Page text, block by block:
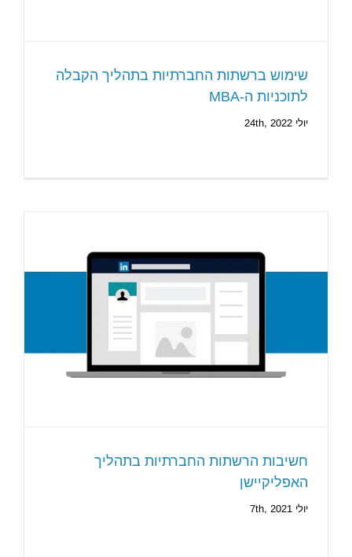
שימוש ברשתות החברתיות בתהליך הקבלה
לתוכניות ה-MBA
יולי 24th, 2022
חשיבות הרשתות החברתיות בתהליך
האפליקיישן
יולי 7th, 2021